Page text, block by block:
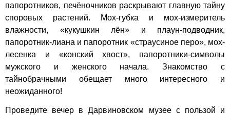
папоротников, печёночников раскрывают главную тайну
споровых растений. Мох-губка и мох-измеритель
влажности, «кукушкин лён» и плаун-подводник,
папоротник-лиана и папоротник «страусиное перо», мох-
лесенка и «конский хвост», папоротники-символы
мужского и женского начала. Знакомство с
тайнобрачными обещает много интересного и
неожиданного!
Проведите вечер в Дарвиновском музее с пользой и